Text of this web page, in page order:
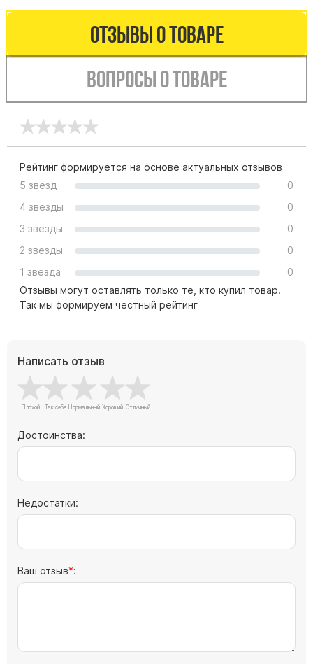
Ограды из гранита
Ограды из чугуна
Столбы для ограды чугун
Ограды металл
Вазы полимерные
Подсвечники
Венки
Вазы из гранита
Скульптуры в полный рост
Скульптуры "Ангел" литиевые
Распятие
Скорбящие
Отзывы о товаре
Вопросы о товаре
Рейтинг формируется на основе актуальных отзывов
5 звёзд
0
4 звезды
0
3 звезды
0
2 звезды
0
1 звезда
0
Отзывы могут оставлять только те, кто купил товар.
Так мы формируем честный рейтинг
Написать отзыв
Достоинства:
Недостатки:
Ваш отзыв :